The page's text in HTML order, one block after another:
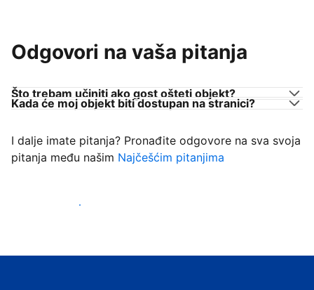
Odgovori na vaša pitanja
Što trebam učiniti ako gost ošteti objekt?
Kada će moj objekt biti dostupan na stranici?
I dalje imate pitanja? Pronađite odgovore na sva svoja
pitanja među našim Najčešćim pitanjima
Počnite primati goste